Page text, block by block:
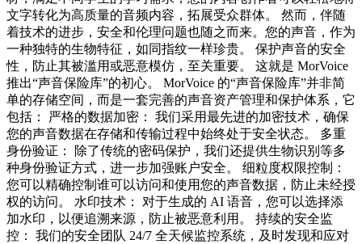
文字转化为高质量的音频内容，拓展受众群体。 然而，伴随
着技术的进步，安全和伦理问题也随之而来。您的声音，作为
一种独特的生物特征，如同指纹一样珍贵。 保护声音的安全
性，防止其被滥用或恶意模仿，至关重要。 这就是 MorVoice
推出“声音保险库”的初心。 MorVoice 的“声音保险库”并非简
单的存储空间，而是一套完善的声音资产管理和保护体系，它
包括： 严格的数据加密： 我们采用最先进的加密技术，确保
您的声音数据在存储和传输过程中始终处于安全状态。 多重
身份验证： 除了传统的密码保护，我们还提供生物识别等多
种身份验证方式，进一步加强账户安全。 细粒度权限控制：
您可以精确控制谁可以访问和使用您的声音数据，防止未经授
权的访问。 水印技术： 对于生成的 AI 语音，您可以选择添
加水印，以便追溯来源，防止被恶意利用。 持续的安全监
控： 我们的安全团队 24/7 全天候监控系统，及时发现和应对